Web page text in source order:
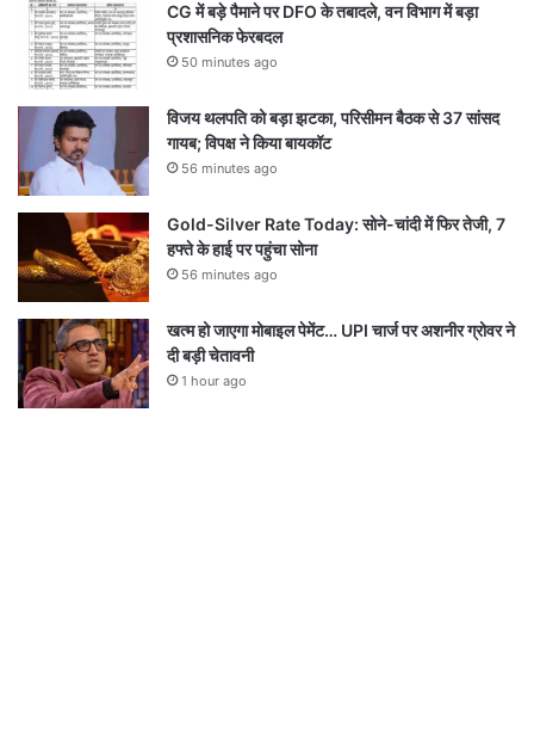
CG में बड़े पैमाने पर DFO के तबादले, वन विभाग में बड़ा
प्रशासनिक फेरबदल
50 minutes ago
विजय थलपति को बड़ा झटका, परिसीमन बैठक से 37 सांसद
गायब; विपक्ष ने किया बायकॉट
56 minutes ago
Gold-Silver Rate Today: सोने-चांदी में फिर तेजी, 7
हफ्ते के हाई पर पहुंचा सोना
56 minutes ago
खत्म हो जाएगा मोबाइल पेमेंट… UPI चार्ज पर अशनीर ग्रोवर ने
दी बड़ी चेतावनी
1 hour ago